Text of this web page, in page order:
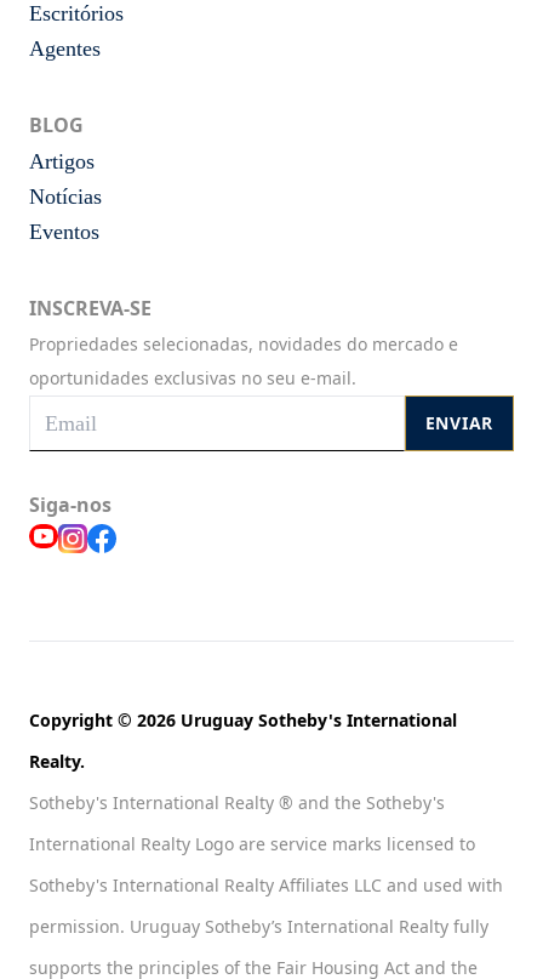
Escritórios
Agentes
BLOG
Artigos
Notícias
Eventos
INSCREVA-SE
Propriedades selecionadas, novidades do mercado e
oportunidades exclusivas no seu e-mail.
ENVIAR
Siga-nos
Copyright © 2026 Uruguay Sotheby's International
Realty.
Sotheby's International Realty ® and the Sotheby's
International Realty Logo are service marks licensed to
Sotheby's International Realty Affiliates LLC and used with
permission. Uruguay Sotheby’s International Realty fully
supports the principles of the Fair Housing Act and the